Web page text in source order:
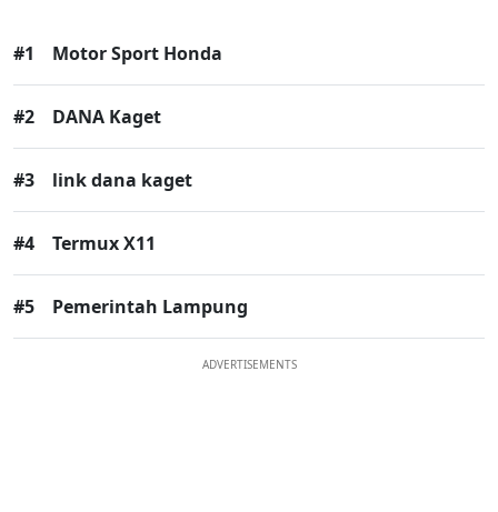
#1 Motor Sport Honda
#2 DANA Kaget
#3 link dana kaget
#4 Termux X11
#5 Pemerintah Lampung
ADVERTISEMENTS